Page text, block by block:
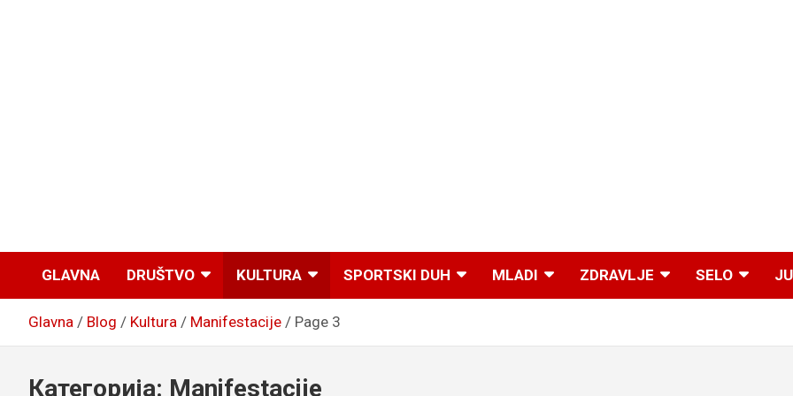
GLAVNA DRUŠTVO KULTURA SPORTSKI DUH MLADI ZDRAVLJE SELO
Glavna Blog Kultura Manifestacije Page 3
Категорија: Manifestacije